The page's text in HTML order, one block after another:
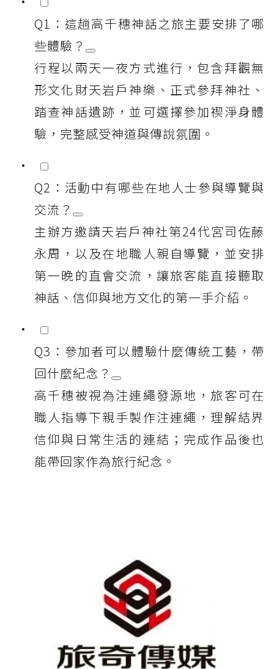
Q1：這趟高千穗神話之旅主要安排了哪
些體驗？
行程以兩天一夜方式進行，包含拜觀無
形文化財天岩戶神樂、正式參拜神社、
踏查神話遺跡，並可選擇參加禊淨身體
驗，完整感受神道與傳說氛圍。
Q2：活動中有哪些在地人士參與導覽與
交流？
主辦方邀請天岩戶神社第24代宮司佐藤
永周，以及在地職人親自導覽，並安排
第一晚的直會交流，讓旅客能直接聽取
神話、信仰與地方文化的第一手介紹。
Q3：參加者可以體驗什麼傳統工藝，帶
回什麼紀念？
高千穗被視為注連繩發源地，旅客可在
職人指導下親手製作注連繩，理解結界
信仰與日常生活的連結；完成作品後也
能帶回家作為旅行紀念。